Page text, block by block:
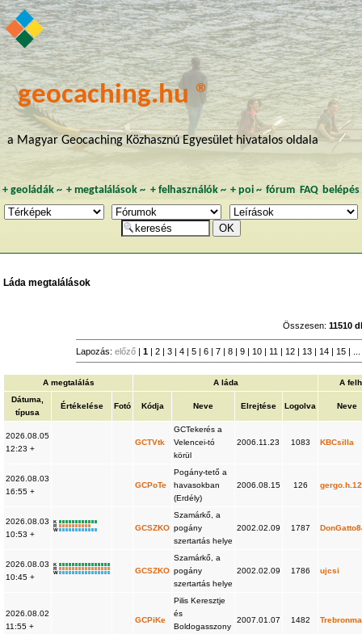
geocaching.hu ®
a Magyar Geocaching Közhasznú Egyesület hivatalos oldala
+ geoládák~ +megtalálások ~ + felhasználók~ + poi~ fórum FAQ belépés
Láda megtalálások
Összesen:11510
Lapozás:előző |1 | 2 | 3 | 4 | 5 | 6 | 7 | 8 | 9 | 10 | 11 | 12 | 13 | 14 | 15 |
A megtalálás A láda
A
Dátuma,
típusa
Értékelése Fotó Kódja Neve Elrejtése Logolva Neve
2026.08.05
12:23 +
GCTVtk
GCTekerés a
Velencei-tó
körül
2006.11.23 1083 KBCsilla
2026.08.03
16:55 +
GCPoTe
Pogány-tető a
havasokban
(Erdély)
2006.08.15 126
2026.08.03
10:53 +
K
R
W
GCSZKO
Szamárkő, a
pogány
szertartás helye
2002.02.09 1787
2026.08.03
10:45 +
K
R
W
GCSZKO
Szamárkő, a
pogány
szertartás helye
2002.02.09 1786 ujcsi
2026.08.02
11:55 +
GCPiKe
Pilis Keresztje
és
Boldogasszony
2007.01.07 1482